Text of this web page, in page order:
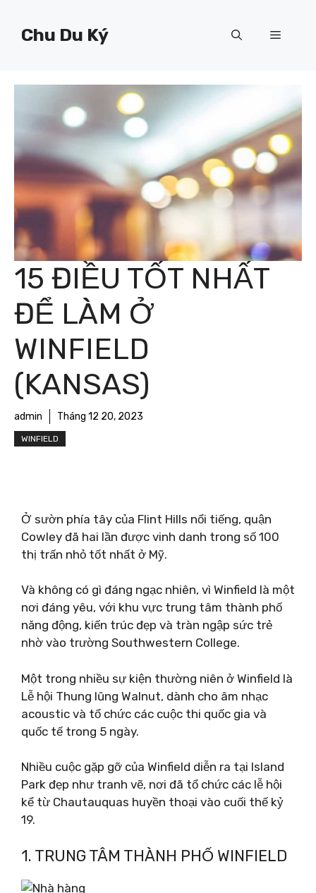
Chu Du Ký Menu
15 ĐIỀU TỐT NHẤT
ĐỂ LÀM Ở
WINFIELD
(KANSAS)
admin Tháng 12 20, 2023
WINFIELD
Ở sườn phía tây của Flint Hills nổi tiếng, quận
Cowley đã hai lần được vinh danh trong số 100
thị trấn nhỏ tốt nhất ở Mỹ.
Và không có gì đáng ngạc nhiên, vì Winfield là một
nơi đáng yêu, với khu vực trung tâm thành phố
năng động, kiến ​​trúc đẹp và tràn ngập sức trẻ
nhờ vào trường Southwestern College.
Một trong nhiều sự kiện thường niên ở Winfield là
Lễ hội Thung lũng Walnut, dành cho âm nhạc
acoustic và tổ chức các cuộc thi quốc gia và
quốc tế trong 5 ngày.
Nhiều cuộc gặp gỡ của Winfield diễn ra tại Island
Park đẹp như tranh vẽ, nơi đã tổ chức các lễ hội
kể từ Chautauquas huyền thoại vào cuối thế kỷ
19.
1. TRUNG TÂM THÀNH PHỐ WINFIELD